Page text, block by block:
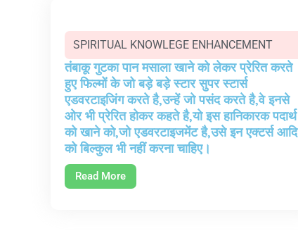
SPIRITUAL KNOWLEGE ENHANCEMENT
तंबाकू गुटका पान मसाला खाने को लेकर प्रेरित करते
हुए फिल्मों के जो बड़े बड़े स्टार सुपर स्टार्स
एडवरटाइजिंग करते है,उन्हें जो पसंद करते है,वे इनसे
ओर भी प्रेरित होकर कहते है,यो इस हानिकारक पदार्थ
को खाने को,जो एडवरटाइजमेंट है,उसे इन एक्टर्स आदि
को बिल्कुल भी नहीं करना चाहिए।
Read More